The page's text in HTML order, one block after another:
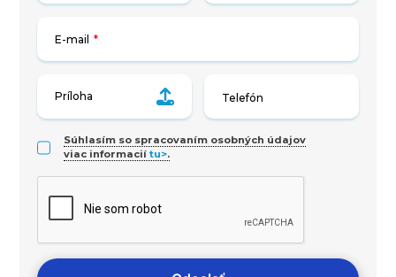
E-mail *
Príloha
Súhlasím so spracovaním osobných údajov
viac informaciítu>.